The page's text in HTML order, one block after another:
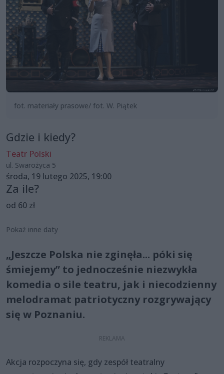
fot. materiały prasowe/ fot. W. Piątek
Gdzie i kiedy?
Teatr Polski
ul. Swarożyca 5
środa, 19 lutego 2025, 19:00
Za ile?
od 60 zł
Pokaż inne daty
„Jeszcze Polska nie zginęła... póki się
śmiejemy” to jednocześnie niezwykła
komedia o sile teatru, jak i niecodzienny
melodramat patriotyczny rozgrywający
się w Poznaniu.
Akcja rozpoczyna się, gdy zespół teatralny